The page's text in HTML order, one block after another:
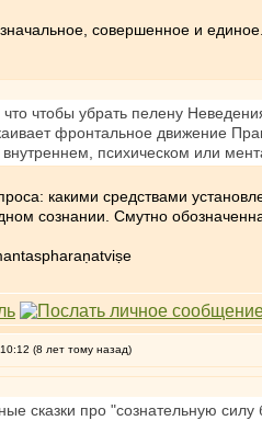
совершенное и
что чтобы убрать пелену
фронтальное движение
психическом или
какими средствами
сознании. Смутно
(8 лет тому назад)
сказки про "сознательную